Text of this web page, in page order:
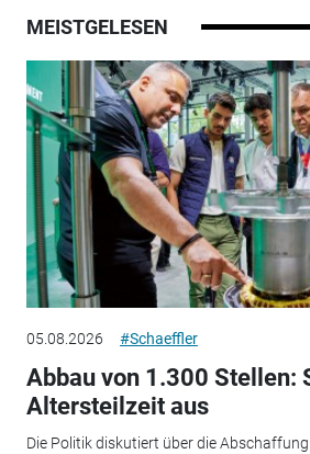
MEISTGELESEN
05.08.2026 #Schaeffler
Abbau von 1.300 Stellen:
Altersteilzeit aus
Die Politik diskutiert über die